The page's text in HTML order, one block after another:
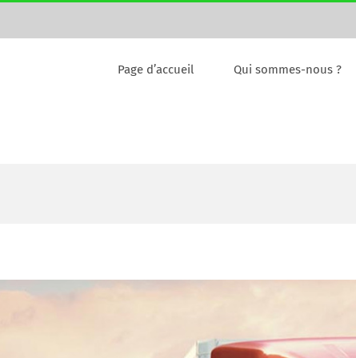
Page d’accueil Qui sommes-nous ?